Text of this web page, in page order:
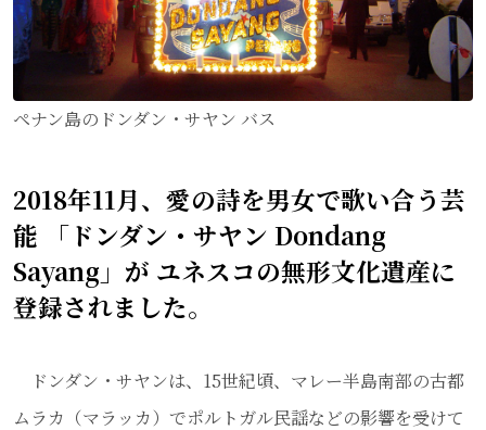
ペナン島のドンダン・サヤン バス
2018年11月、愛の詩を男女で歌い合う芸
能 「ドンダン・サヤン Dondang
Sayang」が ユネスコの無形文化遺産に
登録されました。
ドンダン・サヤンは、15世紀頃、マレー半島南部の古都
ムラカ（マラッカ）でポルトガル民謡などの影響を受けて